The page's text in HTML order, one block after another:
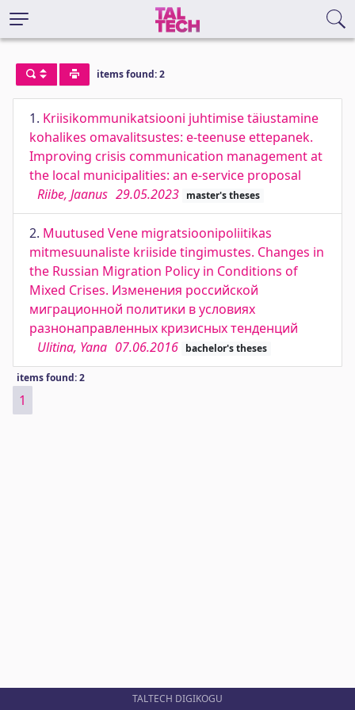
items found: 2
1. Kriisikommunikatsiooni juhtimise täiustamine
kohalikes omavalitsustes: e-teenuse ettepanek.
Improving crisis communication management at
the local municipalities: an e-service proposal
Riibe, Jaanus 29.05.2023 master's theses
2. Muutused Vene migratsioonipoliitikas
mitmesuunaliste kriiside tingimustes. Changes in
the Russian Migration Policy in Conditions of
Mixed Crises. Изменения российской
миграционной политики в условиях
разнонаправленных кризисных тенденций
Ulitina, Yana 07.06.2016 bachelor's theses
items found: 2
1
TALTECH DIGIKOGU